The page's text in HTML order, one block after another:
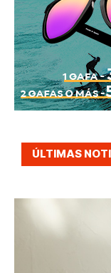
ÚLTIMAS